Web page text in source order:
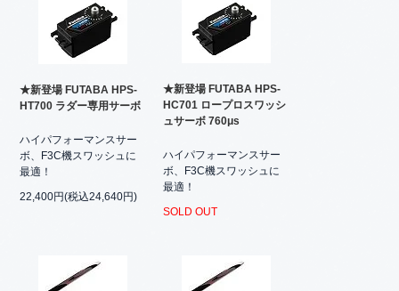
★新登場 FUTABA HPS-
HT700 ラダー専用サーボ
ハイパフォーマンスサー
ボ、F3C機スワッシュに
最適！
22,400円(税込24,640円)
★新登場 FUTABA HPS-
HC701 ロープロスワッシ
ュサーボ 760μs
ハイパフォーマンスサー
ボ、F3C機スワッシュに
最適！
SOLD OUT